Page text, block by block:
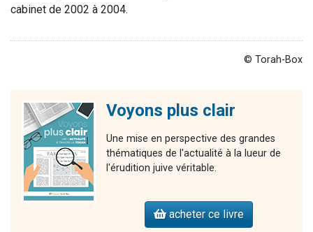
cabinet de 2002 à 2004.
© Torah-Box
Voyons plus clair
Une mise en perspective des grandes
thématiques de l'actualité à la lueur de
l'érudition juive véritable.
acheter ce livre